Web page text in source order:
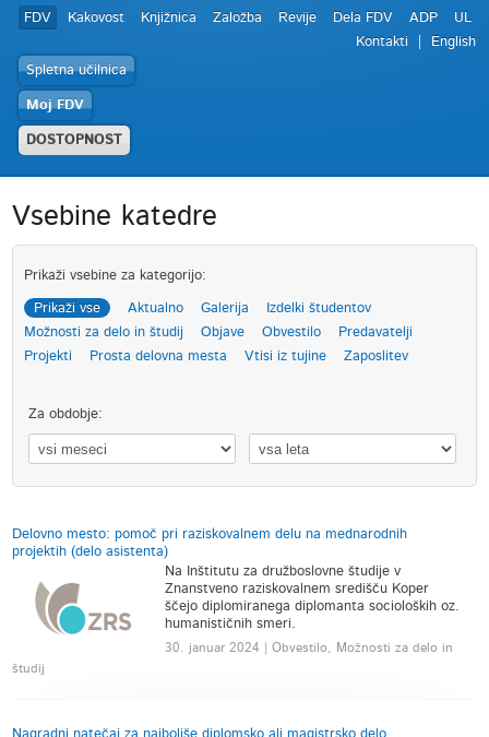
FDV Kakovost Knjižnica Založba Revije Dela FDV ADP
UL
Kontakti
English
Spletna učilnica
Moj FDV
DOSTOPNOST
Vsebine katedre
Prikaži vsebine za kategorijo:
Prikaži vse Aktualno Galerija
Izdelki študentov
Možnosti za delo in študij
Objave Obvestilo
Predavatelji
Projekti
Prosta delovna mesta Vtisi iz tujine Zaposlitev
Za obdobje:
Delovno mesto: pomoč pri raziskovalnem delu na mednarodnih
projektih (delo asistenta)
Na Inštitutu za družboslovne študije v
Znanstveno raziskovalnem središču Koper
ščejo diplomiranega diplomanta socioloških oz.
humanističnih smeri.
30. januar 2024 | Obvestilo, Možnosti za delo in
študij